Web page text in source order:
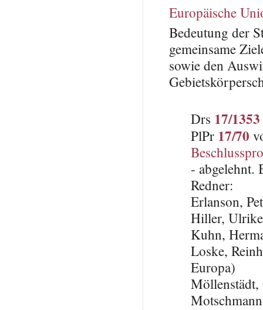
Europäische
Bedeutung der
gemeinsame
sowie den
Drs 17/1353
PlPr 17/70
- abgelehnt.
Redner:
Erlanson,
Hiller,
Kuhn,
Loske,
Europa)